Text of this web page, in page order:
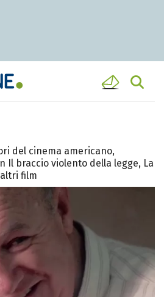
del cinema americano,
Il braccio violento della legge, La
film